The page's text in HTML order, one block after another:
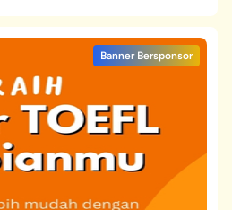
Banner Bersponsor